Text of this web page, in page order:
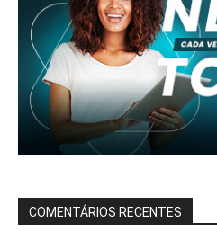
COMENTÁRIOS RECENTES